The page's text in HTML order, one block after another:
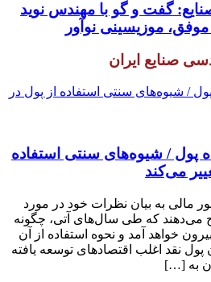
گفت و گو با مهندس نوید
موزیسینی نوآور
پول / شیوه‌های سنتی استفاده
می‌کند
مالی به بیان نظرات خود در مورد
می‌دهند که طی سال‌های آتی، چگونه
خواهد آمد و نحوه استفاده از آن
شد. . ۱) پایان پول نقد اغلب اقتصادهای توسعه یافته
به […]